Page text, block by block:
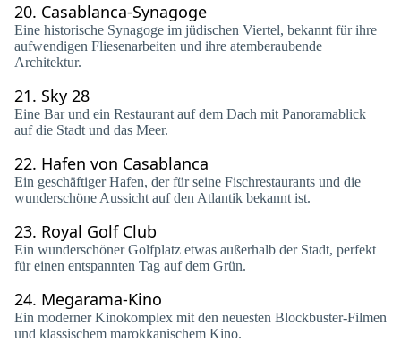
20. Casablanca-Synagoge
Eine historische Synagoge im jüdischen Viertel, bekannt für ihre
aufwendigen Fliesenarbeiten und ihre atemberaubende
Architektur.
21. Sky 28
Eine Bar und ein Restaurant auf dem Dach mit Panoramablick
auf die Stadt und das Meer.
22. Hafen von Casablanca
Ein geschäftiger Hafen, der für seine Fischrestaurants und die
wunderschöne Aussicht auf den Atlantik bekannt ist.
23. Royal Golf Club
Ein wunderschöner Golfplatz etwas außerhalb der Stadt, perfekt
für einen entspannten Tag auf dem Grün.
24. Megarama-Kino
Ein moderner Kinokomplex mit den neuesten Blockbuster-Filmen
und klassischem marokkanischem Kino.